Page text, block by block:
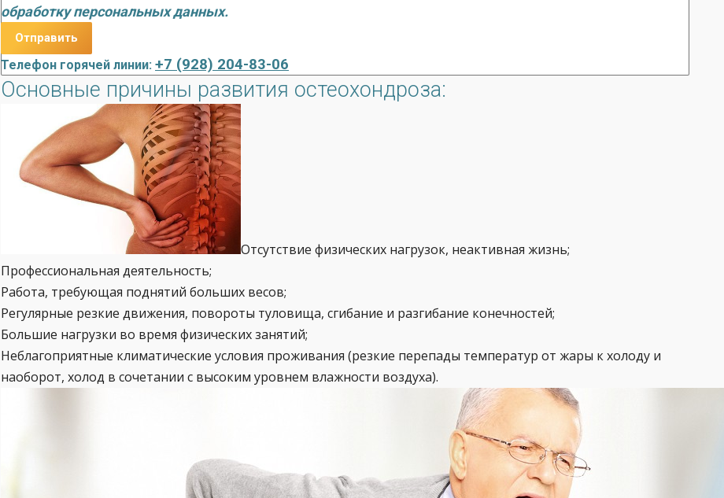
обработку персональных данных.
Телефон горячей линии: +7 (928) 204-83-06
Основные причины развития остеохондроза:
Отсутствие физических нагрузок, неактивная жизнь;
Профессиональная деятельность;
Работа, требующая поднятий больших весов;
Регулярные резкие движения, повороты туловища, сгибание и разгибание конечностей;
Большие нагрузки во время физических занятий;
Неблагоприятные климатические условия проживания (резкие перепады температур от жары к холоду и
наоборот, холод в сочетании с высоким уровнем влажности воздуха).